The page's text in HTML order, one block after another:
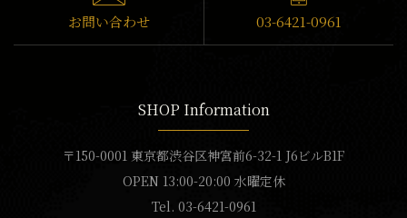
お問い合わせ 03-6421-0961
SHOP Information
〒150-0001 東京都渋谷区神宮前6-32-1 J6ビルB1F
OPEN 13:00-20:00 水曜定休
Tel. 03-6421-0961